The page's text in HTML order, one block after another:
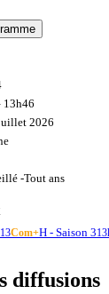
13h46
2026
-Tout ans
Com+H - Saison 3
diffusions